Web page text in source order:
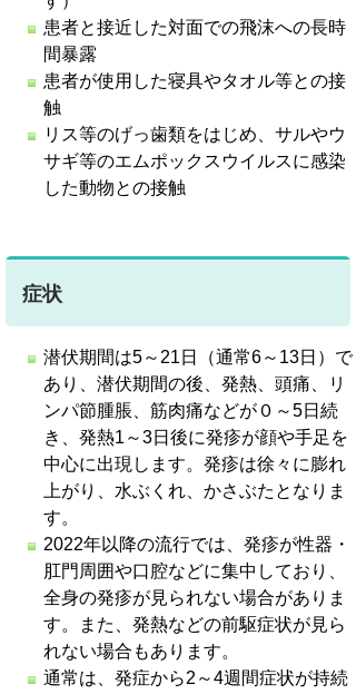
患者と接近した対面での飛沫への長時
間暴露
患者が使用した寝具やタオル等との接
触
リス等のげっ歯類をはじめ、サルやウ
サギ等のエムポックスウイルスに感染
した動物との接触
症状
潜伏期間は5～21日（通常6～13日）で
あり、潜伏期間の後、発熱、頭痛、リ
ンパ節腫脹、筋肉痛などが０～5日続
き、発熱1～3日後に発疹が顔や手足を
中心に出現します。発疹は徐々に膨れ
上がり、水ぶくれ、かさぶたとなりま
す。
2022年以降の流行では、発疹が性器・
肛門周囲や口腔などに集中しており、
全身の発疹が見られない場合がありま
す。また、発熱などの前駆症状が見ら
れない場合もあります。
通常は、発症から2～4週間症状が持続